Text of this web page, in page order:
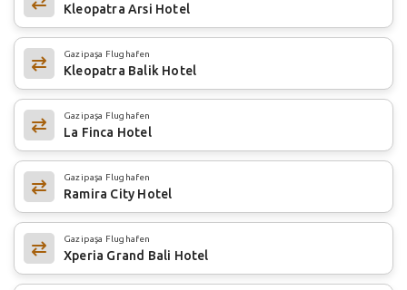
Kleopatra Arsi Hotel
Gazipaşa Flughafen
Kleopatra Balik Hotel
Gazipaşa Flughafen
La Finca Hotel
Gazipaşa Flughafen
Ramira City Hotel
Gazipaşa Flughafen
Xperia Grand Bali Hotel